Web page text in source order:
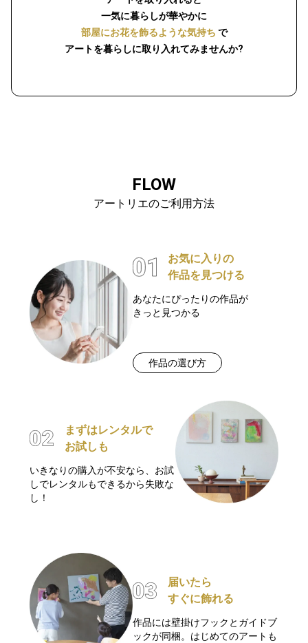
一気に暮らしが華やかに
部屋にお花を飾るような気持ち で
アートを暮らしに取り入れてみませんか?
FLOW
アートリエのご利用方法
お気に入りの
作品を見つける
あなたにぴったりの作品が
きっと見つかる
作品の選び方
まずはレンタルで
お試しも
いきなりの購入が不安なら、お試
しでレンタルもできるから失敗な
し！
届いたら
すぐに飾れる
作品には壁掛けフックとガイドブ
ックが同梱。はじめてのアートも